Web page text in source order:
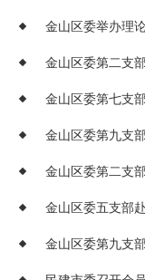
金山区委第二支
金山区委第七支
金山区委第九支
金山区委第二支
金山区委五支部
金山区委第九支